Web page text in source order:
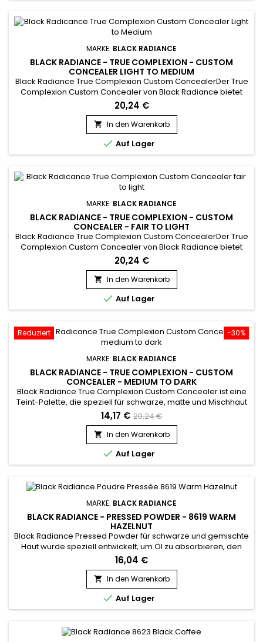
MARKE: BLACK RADIANCE
BLACK RADIANCE - TRUE COMPLEXION - CUSTOM
CONCEALER LIGHT TO MEDIUM
Black Radiance True Complexion Custom ConcealerDer True
Complexion Custom Concealer von Black Radiance bietet
zwei Farbtöne, mit denen Sie Ihre Problemzonen individuell
abdecken können. Dieser Concealer bietet eine mäßige bis
vollständige Deckkraft und gleitet seidenweich über die
Haut.&nbsp; Er stellt sich der Herausforderung hartnäckiger
Augenringe,...
20,24 €
 In den Warenkorb
 Auf Lager
MARKE: BLACK RADIANCE
BLACK RADIANCE - TRUE COMPLEXION - CUSTOM
CONCEALER - FAIR TO LIGHT
Black Radiance True Complexion Custom ConcealerDer True
Complexion Custom Concealer von Black Radiance bietet
zwei Farbtöne, mit denen Sie Ihre Problemzonen individuell
abdecken können.&nbsp; Dieser Concealer bietet eine
mäßige bis vollständige Deckkraft und gleitet seidenweich
über die Haut.&nbsp; Er stellt sich der Herausforderung
hartnäckiger...
20,24 €
 In den Warenkorb
 Auf Lager
-30%
Reduziert
MARKE: BLACK RADIANCE
BLACK RADIANCE - TRUE COMPLEXION - CUSTOM
CONCEALER - MEDIUM TO DARK
Black Radiance True Complexion Custom Concealer ist eine
Teint-Palette, die speziell für schwarze, matte und Mischhaut
entwickelt wurde. Zwei teintkorrigierende Farben, die die
Haut abdecken, vereinheitlichen und selbst die sichtbarsten
Unvollkommenheiten kaschieren: Narben, Altersflecken,
Sonnenflecken oder Defekte im Zusammenhang mit einem...
14,17 € 20,24 €
 In den Warenkorb
 Auf Lager
MARKE: BLACK RADIANCE
BLACK RADIANCE - PRESSED POWDER - 8619 WARM
HAZELNUT
Black Radiance Pressed Powder für schwarze und gemischte
Haut wurde speziell entwickelt, um Öl zu absorbieren, den
Hautton auszugleichen und Glanz zu minimieren. Es
garantiert ein zartes Finish, glatt und weich wie Seide. Black
Radiance Pressed Powder ist in mehreren Farbtönen
erhältlich, um besser zu Ihrem Hautton zu passen und Ihnen
die Möglichkeit zu...
16,04 €
 In den Warenkorb
 Auf Lager